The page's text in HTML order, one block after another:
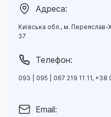
Адреса:
Київська обл., м.
37
Телефон:
093 | 095 | 067 219 11 11, +38
Email: